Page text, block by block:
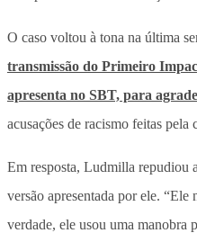
O caso voltou à tona na última
transmissão do Primeiro
apresenta no SBT, para
acusações de racismo feitas
Em resposta, Ludmilla repudiou
versão apresentada por ele.
verdade, ele usou uma manobra